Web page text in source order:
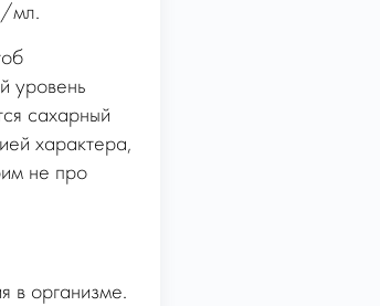
мл.
уровень
сахарный
характера,
не про
в организме.